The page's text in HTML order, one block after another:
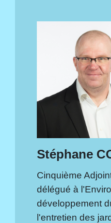
Stéphane
Cinquième
délégué à
développement
l'entretien des